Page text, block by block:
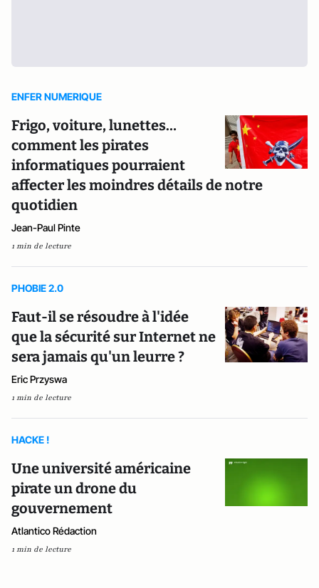
ENFER NUMERIQUE
Frigo, voiture, lunettes…
comment les pirates
informatiques pourraient
affecter les moindres détails de notre
quotidien
Jean-Paul Pinte
1 min de lecture
PHOBIE 2.0
Faut-il se résoudre à l'idée
que la sécurité sur Internet ne
sera jamais qu'un leurre ?
Eric Przyswa
1 min de lecture
HACKE !
Une université américaine
pirate un drone du
gouvernement
Atlantico Rédaction
1 min de lecture